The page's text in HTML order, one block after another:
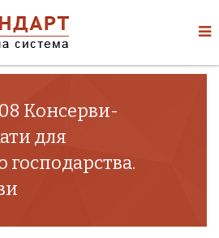
Консерви-
для
господарства.